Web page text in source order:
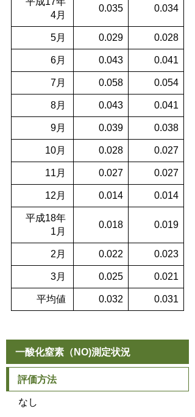
4月
0.035 0.034
5月 0.029 0.028
6月 0.043 0.041
7月 0.058 0.054
8月 0.043 0.041
9月 0.039 0.038
10月 0.028 0.027
11月 0.027 0.027
12月 0.014 0.014
平成18年
1月
0.018 0.019
2月 0.022 0.023
3月 0.025 0.021
平均値 0.032 0.031
一酸化窒素（NO)測定状況
評価方法
なし